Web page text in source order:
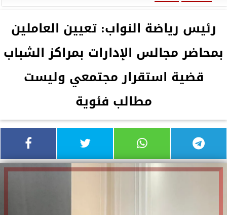
رئيس رياضة النواب: تعيين العاملين
بمحاضر مجالس الإدارات بمراكز الشباب
قضية استقرار مجتمعي وليست
مطالب فئوية